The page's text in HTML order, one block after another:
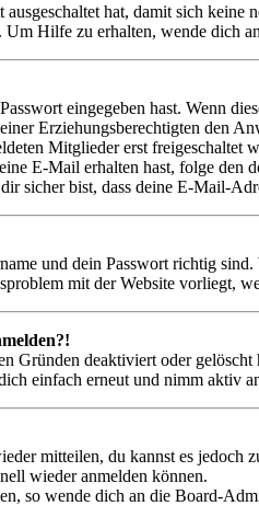
hat, damit sich
Hilfe zu erhalten, wende dich
eingegeben hast. Wenn
Erziehungsberechtigten den
Mitglieder erst
E-Mail erhalten hast, folge den
sicher bist, dass deine E-Mail-
und dein Passwort richtig
mit der Website vorliegt,
Gründen deaktiviert oder
einfach erneut und nimm aktiv
mitteilen, du kannst es jedoch
wieder anmelden können.
so wende dich an die Board-